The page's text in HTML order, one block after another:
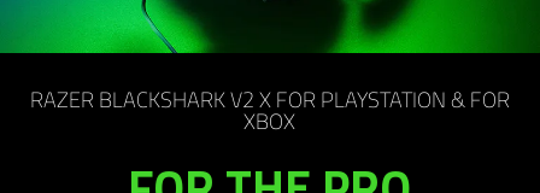
RAZER BLACKSHARK V2 X FOR PLAYSTATION & FOR
XBOX